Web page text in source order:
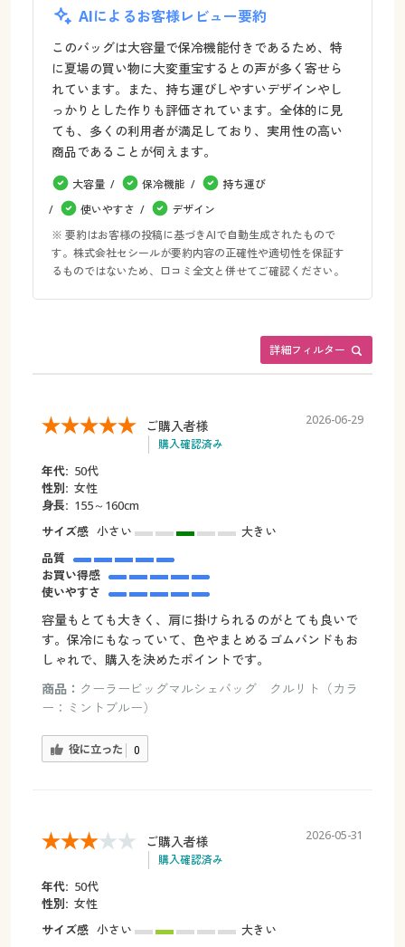
AIによるお客様レビュー要約
このバッグは大容量で保冷機能付きであるため、特
に夏場の買い物に大変重宝するとの声が多く寄せら
れています。また、持ち運びしやすいデザインやし
っかりとした作りも評価されています。全体的に見
ても、多くの利用者が満足しており、実用性の高い
商品であることが伺えます。
大容量 保冷機能
持ち運び
使いやすさ
デザイン
※ 要約はお客様の投稿に基づきAIで自動生成されたもので
す。株式会社セシールが要約内容の正確性や適切性を保証す
るものではないため、口コミ全文と併せてご確認ください。
詳細フィルター
ご購入者様
購入確認済み
2026-06-29
年代: 50代
性別: 女性
身長: 155～160cm
サイズ感 小さい
大きい
品質
お買い得感
使いやすさ
容量もとても大きく、肩に掛けられるのがとても良いで
す。保冷にもなっていて、色やまとめるゴムバンドもお
しゃれで、購入を決めたポイントです。
商品： クーラービッグマルシェバッグ クルリト（カラ
ー：ミントブルー）
役に立った 0
ご購入者様
購入確認済み
2026-05-31
年代: 50代
性別: 女性
サイズ感 小さい
大きい